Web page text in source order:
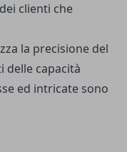
clienti che
la precisione del
delle capacità
ed intricate sono